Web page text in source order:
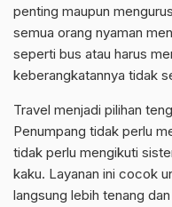
penting maupun
semua orang nyaman
seperti bus atau harus
keberangkatannya tidak
Travel menjadi pilihan
Penumpang tidak perlu
tidak perlu mengikuti
kaku. Layanan ini cocok
langsung lebih tenang